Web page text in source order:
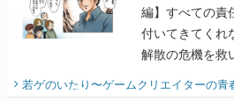
開く。業界の快
『少年ジャンプ
り】
若ゲのいたり〜ゲームクリエイターの青